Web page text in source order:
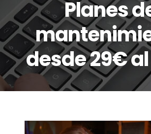
Planes
desde 29€